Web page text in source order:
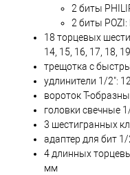
2 биты
2 биты POZI:
18 торцевых
14, 15, 16, 17, 18,
трещотка с
удлинители 1/2":
вороток Т-
головки свечные
3 шестигранных
адаптер для бит 1/
4 длинных
мм